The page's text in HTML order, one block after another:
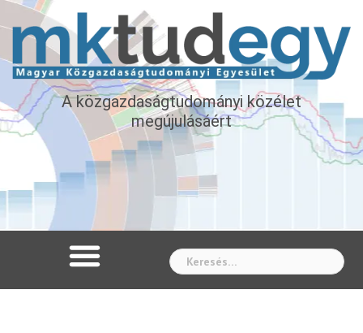
A közgazdaságtudományi közélet
megújulásáért